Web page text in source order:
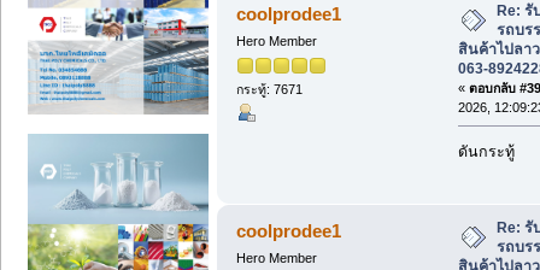
coolprodee1
Hero Member
กระทู้: 7671
Re: รั
รถบร
สินค้าไปลา
063-
« ตอบกลับ
2026,
ดันกระทู้
coolprodee1
Hero Member
Re: รั
รถบร
สินค้าไปลา